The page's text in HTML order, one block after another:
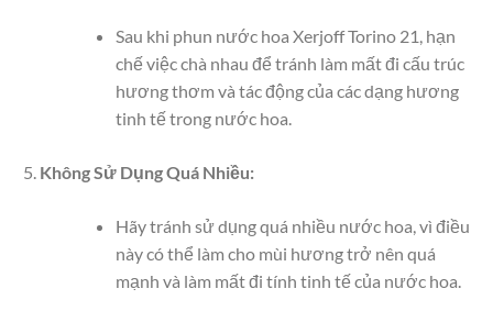
Sau khi phun nước hoa Xerjoff Torino 21, hạn
chế việc chà nhau để tránh làm mất đi cấu trúc
hương thơm và tác động của các dạng hương
tinh tế trong nước hoa.
Không Sử Dụng Quá Nhiều:
Hãy tránh sử dụng quá nhiều nước hoa, vì điều
này có thể làm cho mùi hương trở nên quá
mạnh và làm mất đi tính tinh tế của nước hoa.